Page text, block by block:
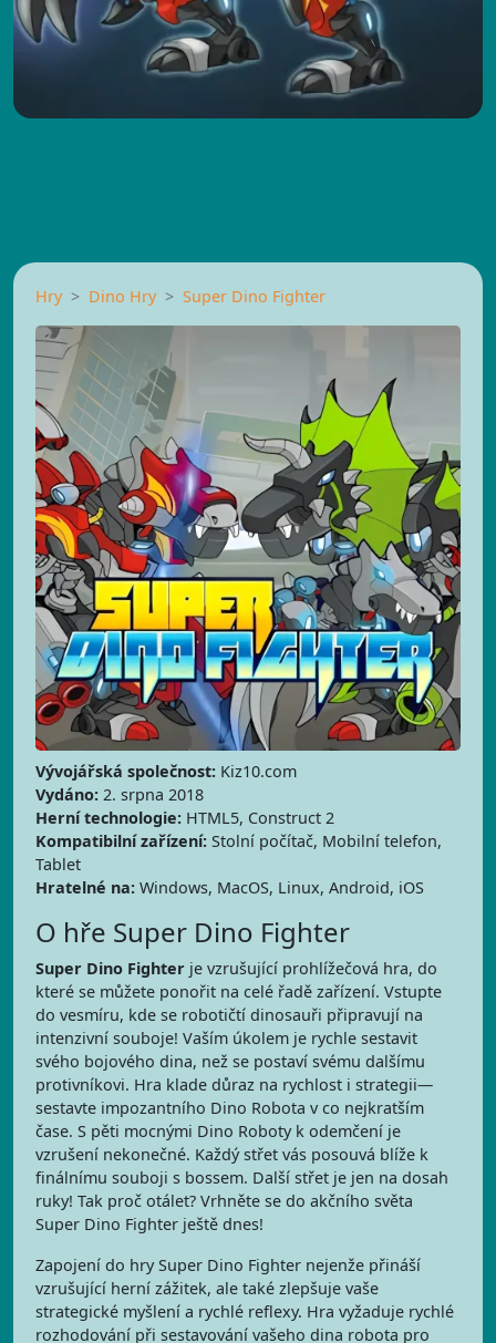
Hry Dino Hry Super Dino Fighter
Vývojářská společnost: Kiz10.com
Vydáno: 2. srpna 2018
Herní technologie: HTML5, Construct 2
Kompatibilní zařízení: Stolní počítač, Mobilní telefon,
Tablet
Hratelné na: Windows, MacOS, Linux, Android, iOS
O hře Super Dino Fighter
Super Dino Fighter je vzrušující prohlížečová hra, do
které se můžete ponořit na celé řadě zařízení. Vstupte
do vesmíru, kde se robotičtí dinosauři připravují na
intenzivní souboje! Vaším úkolem je rychle sestavit
svého bojového dina, než se postaví svému dalšímu
protivníkovi. Hra klade důraz na rychlost i strategii—
sestavte impozantního Dino Robota v co nejkratším
čase. S pěti mocnými Dino Roboty k odemčení je
vzrušení nekonečné. Každý střet vás posouvá blíže k
finálnímu souboji s bossem. Další střet je jen na dosah
ruky! Tak proč otálet? Vrhněte se do akčního světa
Super Dino Fighter ještě dnes!
Zapojení do hry Super Dino Fighter nejenže přináší
vzrušující herní zážitek, ale také zlepšuje vaše
strategické myšlení a rychlé reflexy. Hra vyžaduje rychlé
rozhodování při sestavování vašeho dina robota pro